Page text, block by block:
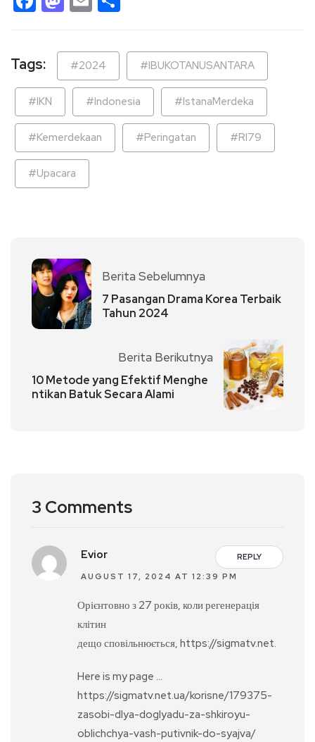
Tags: #2024 #IBUKOTANUSANTARA
#IKN #Indonesia #IstanaMerdeka
#Kemerdekaan #Peringatan #RI79
#Upacara
Berita Sebelumnya
7 Pasangan Drama Korea Terbaik
Tahun 2024
Berita Berikutnya
10 Metode yang Efektif Menghe
ntikan Batuk Secara Alami
3 Comments
REPLY
Evior
AUGUST 17, 2024 AT 12:39 PM
Орієнтовно з 27 років, коли регенерація
клітин
дещо сповільнюється, https://sigmatv.net.
Here is my page …
https://sigmatv.net.ua/korisne/179375-
zasobi-dlya-doglyadu-za-shkiroyu-
oblichchya-vash-putivnik-do-syajva/